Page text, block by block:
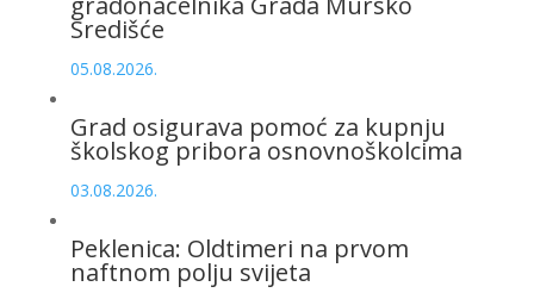
Središće
05.08.2026.
Grad osigurava pomoć za kupnju
školskog pribora osnovnoškolcima
03.08.2026.
Peklenica: Oldtimeri na prvom
naftnom polju svijeta